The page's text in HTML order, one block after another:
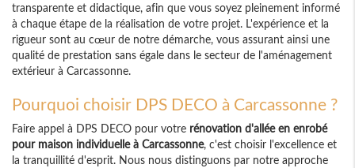
transparente et didactique, afin que vous soyez pleinement informé
à chaque étape de la réalisation de votre projet. L'expérience et la
rigueur sont au cœur de notre démarche, vous assurant ainsi une
qualité de prestation sans égale dans le secteur de l'aménagement
extérieur à Carcassonne.
Pourquoi choisir DPS DECO à Carcassonne ?
Faire appel à DPS DECO pour votre rénovation d'allée en enrobé
pour maison individuelle à Carcassonne, c'est choisir l'excellence et
la tranquillité d'esprit. Nous nous distinguons par notre approche